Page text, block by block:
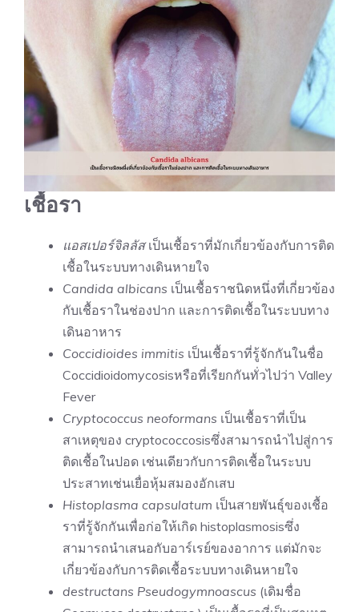
เชื้อรา
แอสเปอร์จิลลัสเป็นเชื้อราที่มักเกี่ยวข้องกับการติด
เชื้อในระบบทางเดินหายใจ
Candida albicans เป็นเชื้อราชนิดหนึ่งที่เกี่ยวข้อง
กับเชื้อราในช่องปาก และการติดเชื้อในระบบทาง
เดินอาหาร
Coccidioides immitis เป็นเชื้อราที่รู้จักกันในชื่อ
Coccidioidomycosisหรือที่เรียกกันทั่วไปว่า Valley
Fever
Cryptococcus neoformans เป็นเชื้อราที่เป็น
สาเหตุของ cryptococcosisซึ่งสามารถนำไปสู่การ
ติดเชื้อในปอด เช่นเดียวกับการติดเชื้อในระบบ
ประสาทเช่นเยื่อหุ้มสมองอักเสบ
Histoplasma capsulatum เป็นสายพันธุ์ของเชื้อ
ราที่รู้จักกันเพื่อก่อให้เกิด histoplasmosisซึ่ง
สามารถนำเสนอกับอาร์เรย์ของอาการ แต่มักจะ
เกี่ยวข้องกับการติดเชื้อระบบทางเดินหายใจ
destructans Pseudogymnoascus (เดิมชื่อ